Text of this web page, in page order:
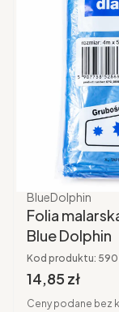
Producent
BlueDolphin
Folia
Blue Dolphin
Kod produktu:
Cena brutto
14,85 zł
Ceny podane bez